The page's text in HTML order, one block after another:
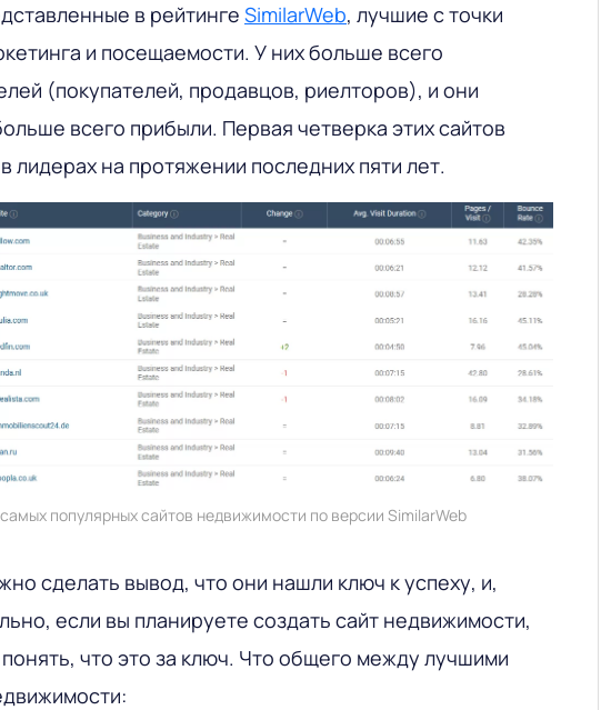
в рейтинге SimilarWeb, лучшие с точки
и посещаемости. У них больше всего
(покупателей, продавцов, риелторов), и они
всего прибыли. Первая четверка этих сайтов
лидерах на протяжении последних пяти лет.
самых популярных сайтов недвижимости по версии SimilarWeb
сделать вывод, что они нашли ключ к успеху, и,
если вы планируете создать сайт недвижимости,
что это за ключ. Что общего между лучшими